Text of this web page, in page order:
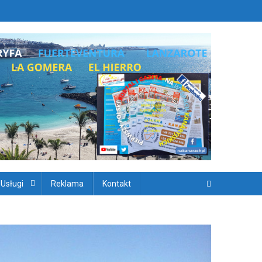
Reklama Kontakt